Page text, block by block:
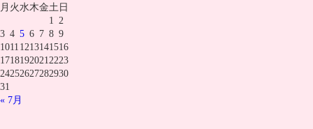
月 火水木金土 日
« 7月
1 2
3 4 5 6 7 8 9
1011 1213141516
17181920212223
24252627282930
31